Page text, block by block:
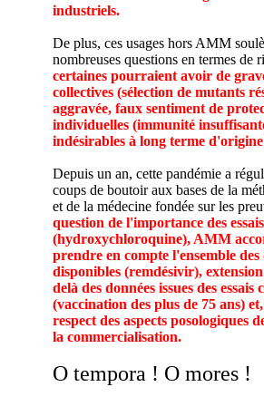
industriels.
De plus, ces usages hors AMM
nombreuses questions en termes de
certaines pourraient avoir de
collectives (sélection de mutants
aggravée, faux sentiment de
individuelles (immunité
indésirables à long terme
Depuis un an, cette pandémie a
coups de boutoir aux bases de la
et de la médecine fondée sur les
question de l'importance des
(hydroxychloroquine), AMM
prendre en compte l'ensemble des
disponibles (remdésivir),
delà des données issues des essais
(vaccination des plus de 75 ans)
respect des aspects posologiques
la commercialisation.
O tempora ! O mores !